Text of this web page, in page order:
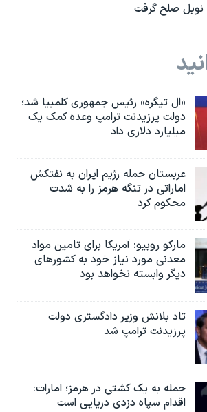
نوبل صلح گرفت
«ال تیگره» رئیس جمهوری کلمبیا شد؛
دولت پرزیدنت ترامپ وعده کمک یک
میلیارد دلاری داد
عربستان حمله رژیم ایران به نفتکش
اماراتی در تنگه هرمز را به‌ شدت
محکوم کرد
مارکو روبیو: آمریکا برای تامین مواد
معدنی مورد نیاز خود به کشورهای
دیگر وابسته نخواهد بود
تاد بلانش وزیر دادگستری دولت
پرزیدنت ترامپ شد
حمله به یک کشتی در هرمز؛ امارات:
اقدام سپاه دزدی دریایی است